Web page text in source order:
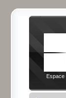
Espace